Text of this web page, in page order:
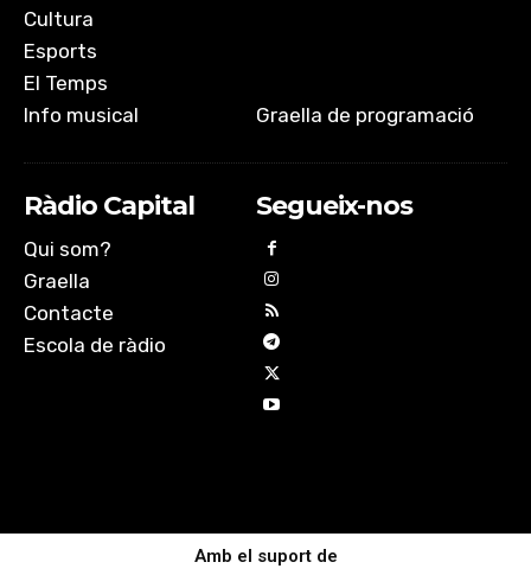
Cultura
Esports
El Temps
Info musical
Graella de programació
Ràdio Capital
Qui som?
Graella
Contacte
Escola de ràdio
Segueix-nos
Amb el suport de